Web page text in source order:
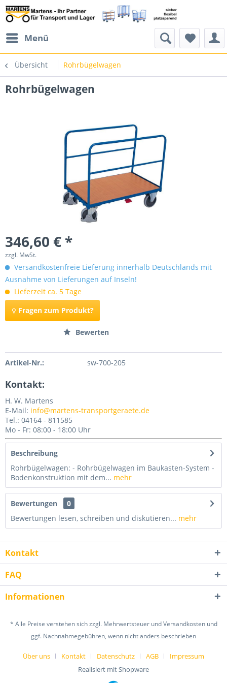
Menü
Übersicht Rohrbügelwagen
Rohrbügelwagen
346,60 € *
zzgl. MwSt.
Versandkostenfreie Lieferung innerhalb Deutschlands mit
Ausnahme von Lieferungen auf Inseln!
Lieferzeit ca. 5 Tage
Fragen zum Produkt?
Bewerten
Artikel-Nr.: sw-700-205
Kontakt:
H. W. Martens
E-Mail: info@martens-transportgeraete.de
Tel.: 04164 - 811585
Mo - Fr: 08:00 - 18:00 Uhr
Beschreibung
Rohrbügelwagen: - Rohrbügelwagen im Baukasten-System -
Bodenkonstruktion mit dem... mehr
Bewertungen
0
Bewertungen lesen, schreiben und diskutieren... mehr
Kontakt
FAQ
Informationen
* Alle Preise verstehen sich zzgl. Mehrwertsteuer und Versandkosten und
ggf. Nachnahmegebühren, wenn nicht anders beschrieben
Über uns Kontakt Datenschutz AGB
Impressum
Realisiert mit Shopware